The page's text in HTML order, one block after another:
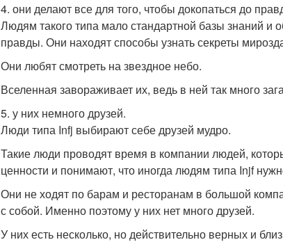
4. они делают все для того, чтобы докопаться до
Людям такого типа мало стандартной базы знаний
правды. Они находят способы узнать секреты
Они любят смотреть на звездное небо.
Вселенная завораживает их, ведь в ней так много
5. у них немного друзей.
Люди типа Infj выбирают себе друзей мудро.
Такие люди проводят время в компании людей,
ценности и понимают, что иногда людям типа Injf
Они не ходят по барам и ресторанам в большой
с собой. Именно поэтому у них нет много друзей.
У них есть несколько, но действительно верных и